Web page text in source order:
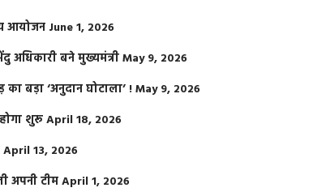
आयोजन June 1, 2026
अधिकारी बने मुख्यमंत्रीMay 9, 2026
बड़ा ‘अनुदान घोटाला’ !May 9, 2026
शुरूApril 18, 2026
April 13, 2026
अपनी टीमApril 1, 2026